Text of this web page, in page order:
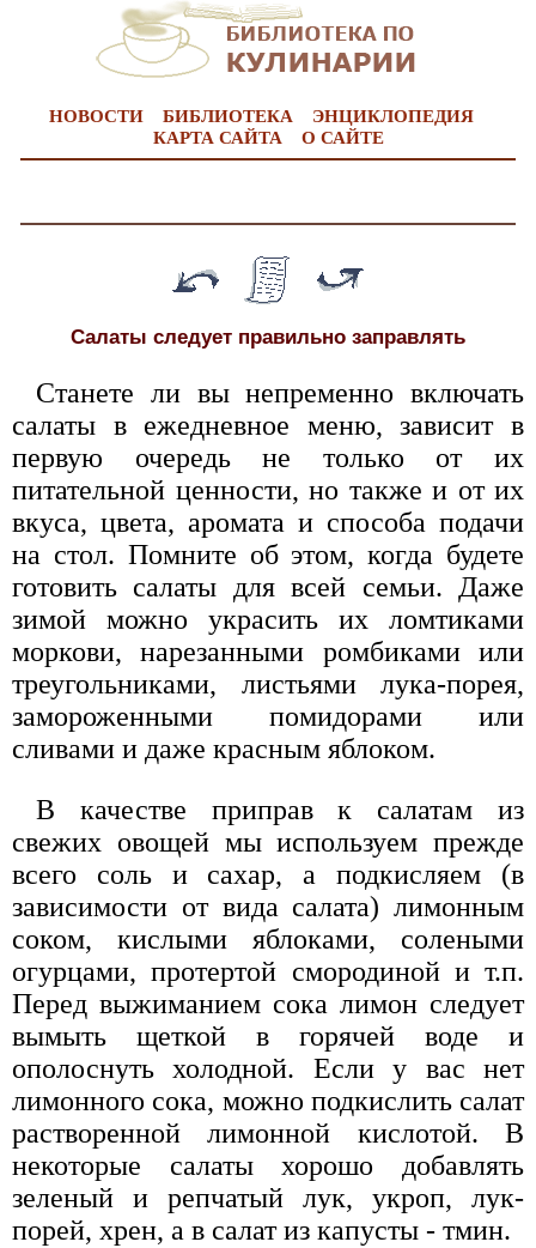
НОВОСТИ БИБЛИОТЕКА
ЭНЦИКЛОПЕДИЯ
КАРТА САЙТА
О САЙТЕ
Салаты следует правильно заправлять
Станете ли вы непременно включать
салаты в ежедневное меню, зависит в
первую очередь не только от их
питательной ценности, но также и от их
вкуса, цвета, аромата и способа подачи
на стол. Помните об этом, когда будете
готовить салаты для всей семьи. Даже
зимой можно украсить их ломтиками
моркови, нарезанными ромбиками или
треугольниками, листьями лука-порея,
замороженными помидорами или
сливами и даже красным яблоком.
В качестве приправ к салатам из
свежих овощей мы используем прежде
всего соль и сахар, а подкисляем (в
зависимости от вида салата) лимонным
соком, кислыми яблоками, солеными
огурцами, протертой смородиной и т.п.
Перед выжиманием сока лимон следует
вымыть щеткой в горячей воде и
ополоснуть холодной. Если у вас нет
лимонного сока, можно подкислить салат
растворенной лимонной кислотой. В
некоторые салаты хорошо добавлять
зеленый и репчатый лук, укроп, лук-
порей, хрен, а в салат из капусты - тмин.